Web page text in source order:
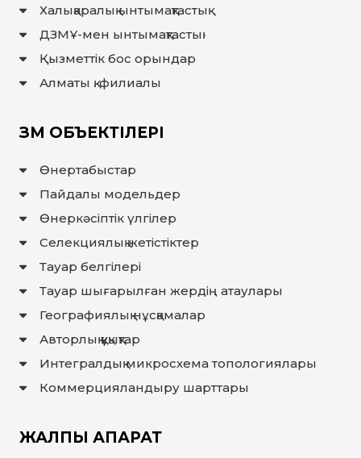
Халықаралық ынтымақтастық
ДЗМҰ-мен ынтымақтастық
Қызметтік бос орындар
Алматы қ. филиалы
ЗМ ОБЪЕКТІЛЕРІ
Өнертабыстар
Пайдалы модельдер
Өнеркәсіптік үлгілер
Селекциялық жетістіктер
Тауар белгілері
Тауар шығарылған жердiң атаулары
Географиялық нұсқамалар
Авторлық құқықтар
Интегралдық микросхема топологиялары
Коммерцияландыру шарттары
ЖАЛПЫ АҚПАРАТ